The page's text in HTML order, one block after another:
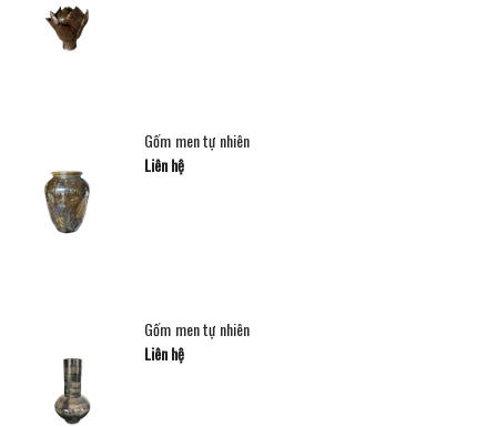
Gốm men tự nhiên
Liên hệ
Gốm men tự nhiên
Liên hệ